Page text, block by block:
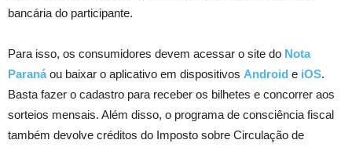
bancária do participante.
Para isso, os consumidores devem acessar o site do Nota
Paraná ou baixar o aplicativo em dispositivos Android e iOS.
Basta fazer o cadastro para receber os bilhetes e concorrer aos
sorteios mensais. Além disso, o programa de consciência fiscal
também devolve créditos do Imposto sobre Circulação de